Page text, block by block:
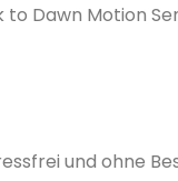
Dawn Motion
und ohne